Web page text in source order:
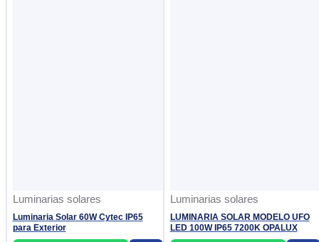
Luminarias solares
Luminaria Solar 60W Cytec IP65
para Exterior
Luminarias solares
LUMINARIA SOLAR MODELO UFO
LED 100W IP65 7200K OPALUX